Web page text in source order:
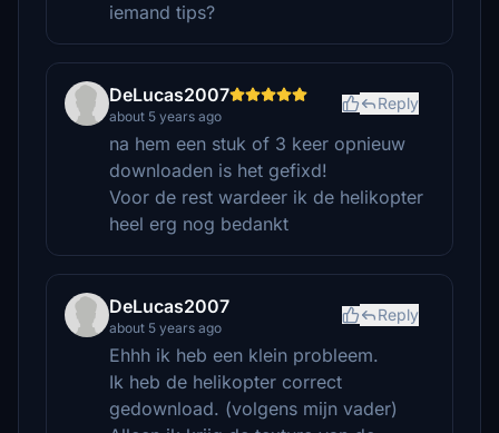
iemand tips?
DeLucas2007
about 5 years ago
Reply
na hem een stuk of 3 keer opnieuw
downloaden is het gefixd!
Voor de rest wardeer ik de helikopter
heel erg nog bedankt
DeLucas2007
about 5 years ago
Reply
Ehhh ik heb een klein probleem.
Ik heb de helikopter correct
gedownload. (volgens mijn vader)